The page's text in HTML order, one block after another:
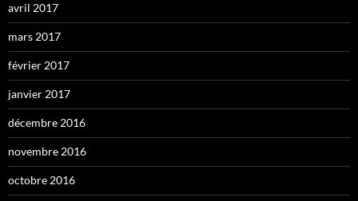
avril 2017
mars 2017
février 2017
janvier 2017
décembre 2016
novembre 2016
octobre 2016